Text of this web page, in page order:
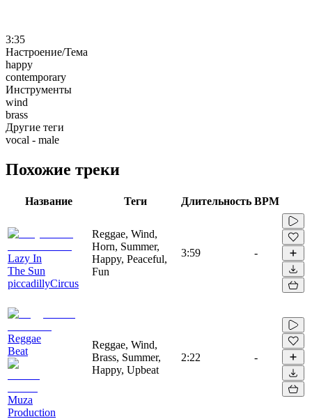
3:35
Настроение/Тема
happy
contemporary
Инструменты
wind
brass
Другие теги
vocal - male
Похожие треки
Название Теги Длительность BPM
Lazy In
The Sun
piccadillyCircus
Reggae, Wind,
Horn, Summer,
Happy, Peaceful,
Fun
3:59 -
Reggae
Beat
Muza
Production
Reggae, Wind,
Brass, Summer,
Happy, Upbeat
2:22 -